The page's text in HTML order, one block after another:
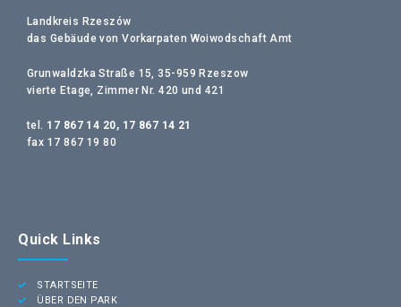
Landkreis Rzeszów
das Gebäude von Vorkarpaten Woiwodschaft Amt
Grunwaldzka Straße 15, 35-959 Rzeszow
vierte Etage, Zimmer Nr. 420 und 421
tel. 17 867 14 20, 17 867 14 21
fax 17 867 19 80
Quick Links
STARTSEITE
ÜBER DEN PARK